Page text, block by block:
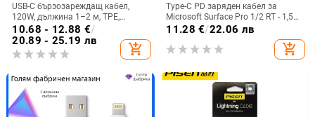
USB-C бързозареждащ кабел,
120W, дължина 1–2 м, TPE,
съвместим с Redmi K50 Extreme
Edition, K60, K70 Pro и Xiaomi
13/14
10.68 - 12.88 €/
20.89 - 25.19 лв
add_shopping_cart
Type-C PD заряден кабел за
Microsoft Surface Pro 1/2 RT - 1,5
м, модел LX-DA108, Nolan Heart
11.28 €/22.06 лв
add_shopping_cart